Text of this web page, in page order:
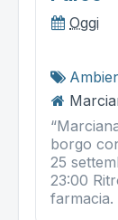
Oggi
borgo
25
23:00